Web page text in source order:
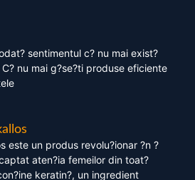
sentimentul c? nu mai exist?
nu mai g?se?ti produse eficiente
este un produs revolu?ionar ?n ?
aten?ia femeilor din toat?
keratin?, un ingredient